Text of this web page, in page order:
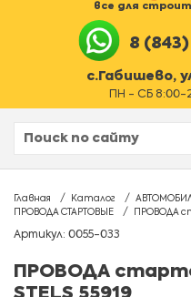
все для
8
с.Габишево,
ПН - СБ 8:00-
Главная Каталог
ПРОВОДА СТАРТОВЫЕ
ПРОВОДА
Артикул: 0055-033
ПРОВОДА